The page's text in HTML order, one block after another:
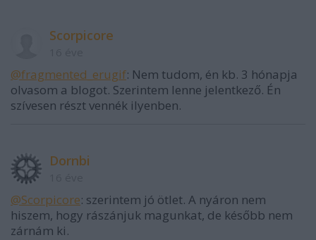
Scorpicore
@fragmented_erugif: Nem tudom, én kb. 3 hónapja
olvasom a blogot. Szerintem lenne jelentkező. Én
szívesen részt vennék ilyenben.
Dornbi
@Scorpicore: szerintem jó ötlet. A nyáron nem
hiszem, hogy rászánjuk magunkat, de később nem
zárnám ki.